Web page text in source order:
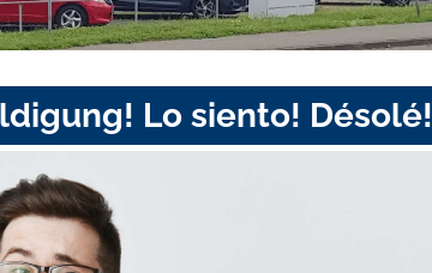
Lo siento! Désolé!